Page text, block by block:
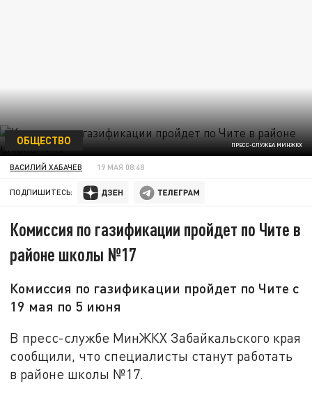
ПРЕСС-СЛУЖБА МИНЖКХ
ОБЩЕСТВО
ВАСИЛИЙ ХАБАЧЕВ 19 МАЯ 08:48
ПОДПИШИТЕСЬ:
Комиссия по газификации пройдет по Чите в
районе школы №17
Комиссия по газификации пройдет по Чите с
19 мая по 5 июня
В пресс-службе МинЖКХ Забайкальского края
сообщили, что специалисты станут работать
в районе школы №17.